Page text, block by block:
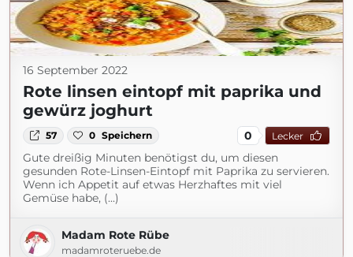
16 September 2022
Rote linsen eintopf mit paprika und
gewürz joghurt
57 0 Speichern 0 Lecker
Gute dreißig Minuten benötigst du, um diesen
gesunden Rote-Linsen-Eintopf mit Paprika zu servieren.
Wenn ich Appetit auf etwas Herzhaftes mit viel
Gemüse habe, (...)
Madam Rote Rübe
madamroteruebe.de